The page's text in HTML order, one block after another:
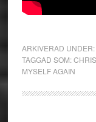
ARKIVERAD UNDER:
TAGGAD SOM:
MYSELF AGAIN